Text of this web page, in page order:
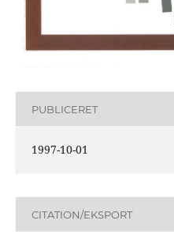
PUBLICERET
1997-10-01
CITATION/EKSPORT